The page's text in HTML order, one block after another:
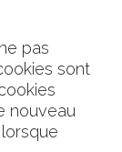
pas
sont
nouveau